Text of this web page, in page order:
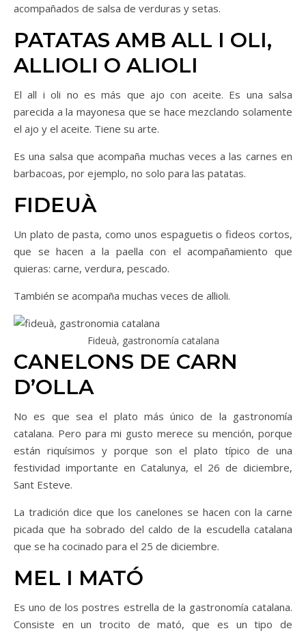
acompañados de salsa de verduras y setas.
PATATAS AMB ALL I OLI,
ALLIOLI O ALIOLI
El all i oli no es más que ajo con aceite. Es una salsa
parecida a la mayonesa que se hace mezclando solamente
el ajo y el aceite. Tiene su arte.
Es una salsa que acompaña muchas veces a las carnes en
barbacoas, por ejemplo, no solo para las patatas.
FIDEUÀ
Un plato de pasta, como unos espaguetis o fideos cortos,
que se hacen a la paella con el acompañamiento que
quieras: carne, verdura, pescado.
También se acompaña muchas veces de allioli.
Fideuà, gastronomía catalana
CANELONS DE CARN
D’OLLA
No es que sea el plato más único de la gastronomía
catalana. Pero para mi gusto merece su mención, porque
están riquísimos y porque son el plato típico de una
festividad importante en Catalunya, el 26 de diciembre,
Sant Esteve.
La tradición dice que los canelones se hacen con la carne
picada que ha sobrado del caldo de la escudella catalana
que se ha cocinado para el 25 de diciembre.
MEL I MATÓ
Es uno de los postres estrella de la gastronomía catalana.
Consiste en un trocito de mató, que es un tipo de